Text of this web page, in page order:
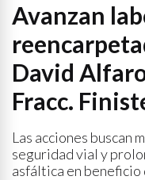
Avanzan
David
Fracc.
Las acciones buscan
seguridad vial y
asfáltica en